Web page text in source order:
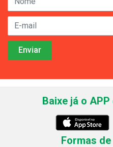
Baixe já o
Formas